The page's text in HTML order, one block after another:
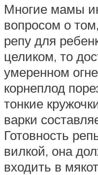
Многие мамы
вопросом о
репу для
целиком, то
умеренном
корнеплод
тонкие
варки
Готовность
вилкой, она
входить в